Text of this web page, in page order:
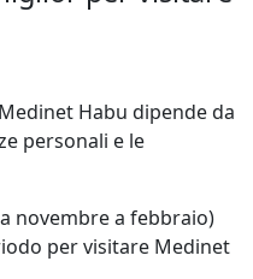
Habu dipende da
personali e le
novembre a febbraio)
per visitare Medinet